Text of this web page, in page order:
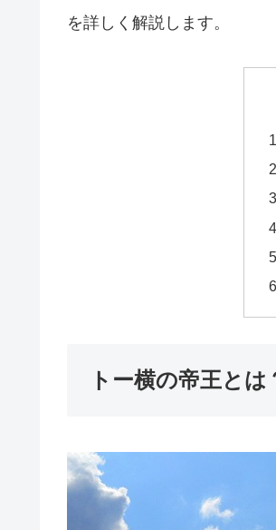
を詳しく解説します。
トー横の帝王と